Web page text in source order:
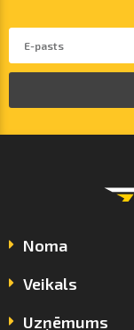
Noma
Veikals
Uzņēmums